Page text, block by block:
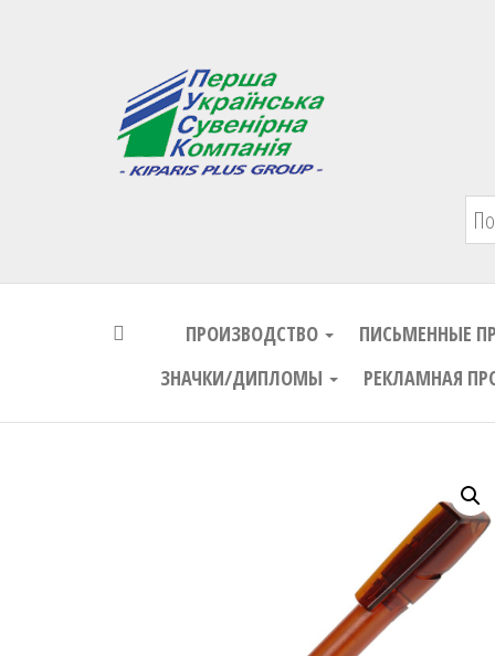
Первая Украинская Сувенирная
ПРОИЗВОДСТВО ПИСЬМЕННЫЕ
ЗНАЧКИ/ДИПЛОМЫ
РЕКЛАМНАЯ